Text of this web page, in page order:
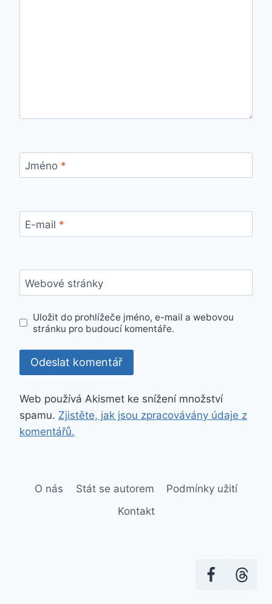
Jméno *
E-mail *
Webové stránky
Uložit do prohlížeče jméno, e-mail a webovou
stránku pro budoucí komentáře.
Web používá Akismet ke snížení množství
spamu. Zjistěte, jak jsou zpracovávány údaje z
komentářů.
O nás Stát se autorem
Podmínky užití
Kontakt